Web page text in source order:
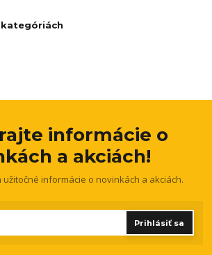
kategóriách
informácie o
a akciách!
informácie o novinkách a akciách.
Prihlásiť sa